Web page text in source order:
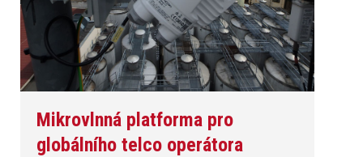
Mikrovlnná platforma pro
globálního telco operátora